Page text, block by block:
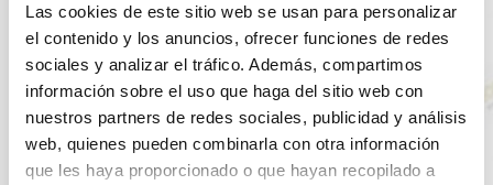
Las cookies de este sitio web se usan para personalizar
el contenido y los anuncios, ofrecer funciones de redes
sociales y analizar el tráfico. Además, compartimos
información sobre el uso que haga del sitio web con
nuestros partners de redes sociales, publicidad y análisis
web, quienes pueden combinarla con otra información
que les haya proporcionado o que hayan recopilado a